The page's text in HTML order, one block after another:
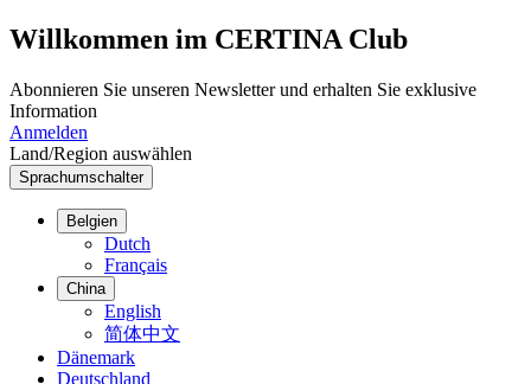
Willkommen im CERTINA Club
Abonnieren Sie unseren Newsletter und erhalten Sie exklusive
Information
Anmelden
Land/Region auswählen
Sprachumschalter
Belgien
Dutch
Français
China
English
简体中文
Dänemark
Deutschland